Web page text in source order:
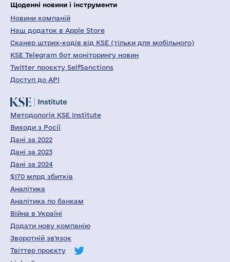
Щоденні новини і інструменти
Новини компаній
Наш додаток в Apple Store
Сканер штрих-кодів від KSE (тільки для мобільного)
KSE Telegram бот моніторингу новин
Twitter проєкту SelfSanctions
Доступ до API
Методологія KSE Institute
Виходи з Росії
Дані за 2022
Дані за 2023
Дані за 2024
$170 млрд збитків
Аналітика
Аналітика по банкам
Війна в Україні
Додати нову компанію
Зворотній зв'язок
Твіттер проєкту